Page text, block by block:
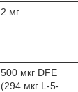
2 мг
500 мкг DFE
(294 мкг L-5-